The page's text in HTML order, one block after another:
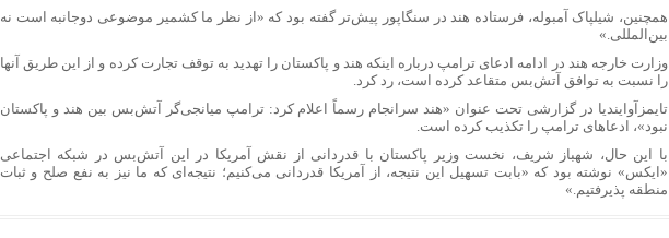
همچنین، شیلپاک آمبوله، فرستاده هند در سنگاپور پیش‌تر گفته بود که «از نظر ما کشمیر موضوعی دوجانبه است نه
بین‌المللی.»
وزارت خارجه هند در ادامه ادعای ترامپ درباره اینکه هند و پاکستان را تهدید به توقف تجارت کرده و از این طریق آنها
را نسبت به توافق آتش‌بس متقاعد کرده است، رد کرد.
تایمزآوایندیا در گزارشی تحت عنوان «هند سرانجام رسماً اعلام کرد: ترامپ میانجی‌گر آتش‌بس بین هند و پاکستان
نبود»، ادعاهای ترامپ را تکذیب کرده است.
با این حال، شهباز شریف، نخست وزیر پاکستان با قدردانی از نقش آمریکا در این آتش‌بس در شبکه اجتماعی
«ایکس» نوشته بود که «بابت تسهیل این نتیجه، از آمریکا قدردانی می‌کنیم؛ نتیجه‌ای که ما نیز به نفع صلح و ثبات
منطقه پذیرفتیم.»